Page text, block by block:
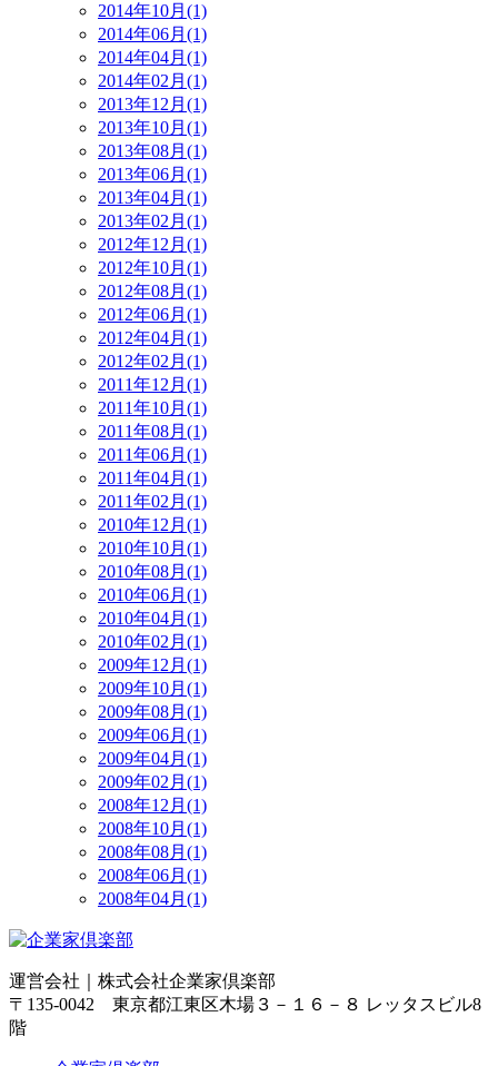
2014年10月(1)
2014年06月(1)
2014年04月(1)
2014年02月(1)
2013年12月(1)
2013年10月(1)
2013年08月(1)
2013年06月(1)
2013年04月(1)
2013年02月(1)
2012年12月(1)
2012年10月(1)
2012年08月(1)
2012年06月(1)
2012年04月(1)
2012年02月(1)
2011年12月(1)
2011年10月(1)
2011年08月(1)
2011年06月(1)
2011年04月(1)
2011年02月(1)
2010年12月(1)
2010年10月(1)
2010年08月(1)
2010年06月(1)
2010年04月(1)
2010年02月(1)
2009年12月(1)
2009年10月(1)
2009年08月(1)
2009年06月(1)
2009年04月(1)
2009年02月(1)
2008年12月(1)
2008年10月(1)
2008年08月(1)
2008年06月(1)
2008年04月(1)
運営会社｜ 株式会社企業家倶楽部
〒135-0042 東京都江東区木場３－１６－８ レッタスビル8
階